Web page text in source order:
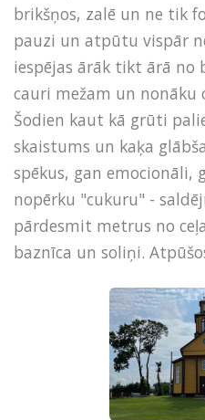
brikšņos, zalē un ne tik
pauzi un atpūtu vispār
iespējas ārāk tikt ārā no
cauri mežam un nonāku
Šodien kaut kā grūti
skaistums un kaķa
spēkus, gan emocionāli,
nopērku "cukuru" -
pārdesmit metrus no
baznīca un soliņi.